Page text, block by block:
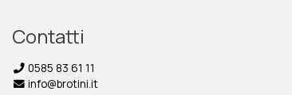
Contatti
0585 83 61 11
info@brotini.it